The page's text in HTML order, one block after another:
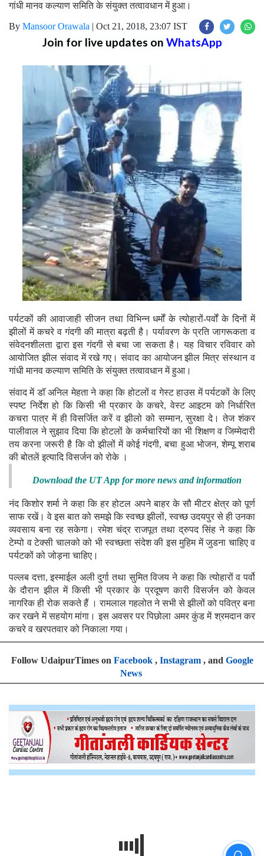
गांधी मानव कल्याण समिति के संयुक्त तत्वावधान में हुआ।
By Mansoor Orawala | Oct 21, 2018, 23:07 IST
Join for live updates on WhatsApp
पर्यटकों की आवाजाही सीजन तथा विभिन्न धर्मों के त्योहारों-पर्वों के दिनों में
झीलों में कचरे व गंदगी की मात्रा बढ़ती है। पर्यावरण के प्रति जागरूकता व
संवेदनशीलता द्वारा इस गंदगी से बचा जा सकता है। यह विचार रविवार को
आयोजित झील संवाद में रखे गए। संवाद का आयोजन झील मित्र संस्थान व
गांधी मानव कल्याण समिति के संयुक्त तत्वावधान में हुआ।
संवाद में डॉ अनिल मेहता ने कहा कि होटलों व गेस्ट हाउस में पर्यटकों के लिए
स्पष्ट निर्देश हो कि किसी भी प्रकार के कचरे, वेस्ट आइटम को निर्धारित
कचरा पात्र में ही विसर्जित करें व झीलो को सम्मान, सुरक्षा दे। तेज शंकर
पालीवाल ने सुझाव दिया कि होटलों के कर्मचारियों का भी शिक्षण व जिम्मेदारी
तय करना जरूरी है कि वो झीलों में कोई गंदगी, बचा हुआ भोजन, शेम्पू शराब
की बोतलें इत्यादि विसर्जन को रोके ।
Download the UT App for more news and information
नंद किशोर शर्मा ने कहा कि हर होटल अपने बाहर के सौ मीटर क्षेत्र को पूर्ण
साफ रखें। वे इस बात को समझे कि स्वच्छ झीलों, स्वच्छ उदयपुर से ही उनका
व्यवसाय बना रह सकेगा। रमेश चंद्र राजपूत तथा द्रुपद सिंह ने कहा कि
टेम्पो व टेक्सी चालको को भी स्वच्छता संदेश की इस मुहिम में जुडना चाहिए व
पर्यटकों को जोड़ना चाहिए।
पल्लब दत्ता, इस्माईल अली दुर्गा तथा सुमित विजय ने कहा कि त्योहारों व पर्वो
के दौरान झील में किसी भी प्रकार के प्रदूषण कारी विसर्जन को केवल
नागरिक ही रोक सकते हैं । रामलाल गहलोत ने सभी से झीलों को पवित्र बना
कर रखने में सहयोग मांगा। इस अवसर पर पिछोला अमर कुंड में श्रमदान कर
कचरे व खरपतवार को निकाला गया।
Follow UdaipurTimes on Facebook, Instagram, and Google
News